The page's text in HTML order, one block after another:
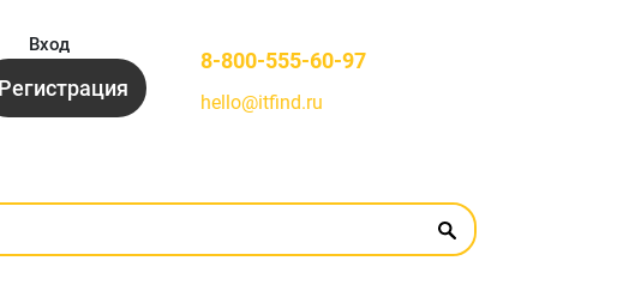
Вход
Регистрация
8-800-555-60-97
hello@itfind.ru